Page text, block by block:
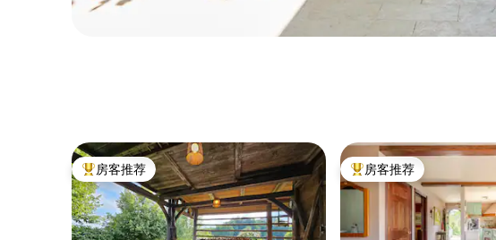
热门「房客推荐」
房客推荐 热门「房客推荐」
房客推荐